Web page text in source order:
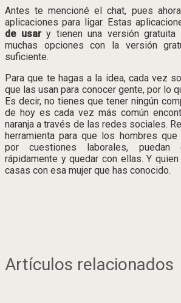
Antes te mencioné el chat, pues
aplicaciones para ligar. Estas
de usary tienen una versión gratuita
muchas opciones con la versión
suficiente.
Para que te hagas a la idea, cada vez
que las usan para conocer gente, por lo
Es decir, no tienes que tener ningún
de hoy es cada vez más común
naranja a través de las redes sociales.
herramienta para que los hombres
por cuestiones laborales, puedan
rápidamente y quedar con ellas. Y
casas con esa mujer que has conocido.
Artículos relacionados